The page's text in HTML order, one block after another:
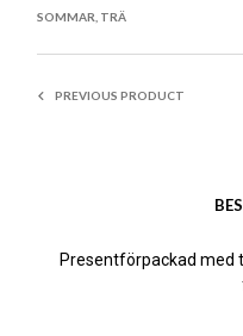
SOMMAR, TRÄ
PREVIOUS PRODUCT
Presentförpackad med